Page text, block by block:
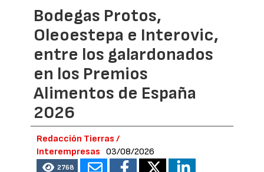
Bodegas Protos,
Oleoestepa e Interovic,
entre los galardonados
en los Premios
Alimentos de España
2026
Redacción Tierras /
Interempresas
03/08/2026
2768